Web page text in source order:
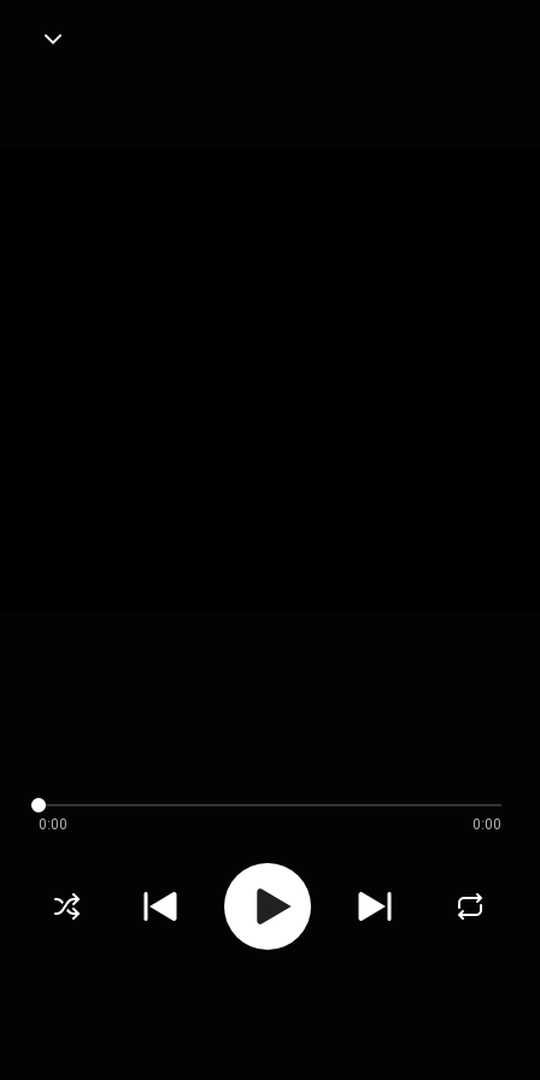
0:00 0:00